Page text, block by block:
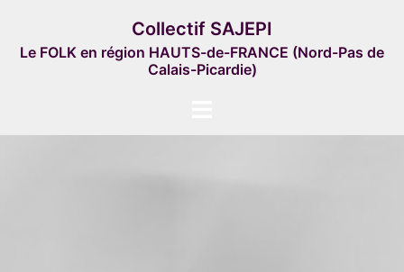
contenu
Collectif SAJEPI
Le FOLK en région HAUTS-de-FRANCE (Nord-Pas de
Calais-Picardie)